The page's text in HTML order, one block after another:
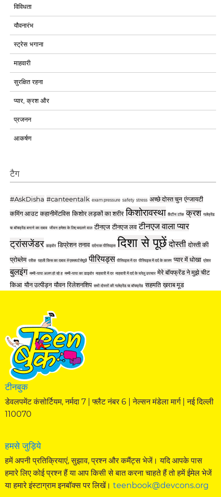
विविधता
यौवनारंभ
स्ट्रेस भगाना
माहवारी
सुरक्षित रहना
प्यार, क्रश और
प्रजनन
आकर्षण
टैग
#AskDisha #canteentalk exam pressure safety stress अच्छे दोस्त चुन एंग्जायटी
कमिंग आउट कहानीमेंटविस किशोर लड़कों का शरीर किशोरावस्था कैंटीन टॉक क्रश गर्लफ्रेंड
या बॉयफ्रेंड बनाने का दबाव जीवन हमेशा के लिए बदलने वाल टीनएज टीनएज लव टीनएज वाला प्यार
ट्रांसजेंडर डाइवोर डिप्रेशन तनाव दर्दनाक पीरियड्स दिशा से पूछें दोस्ती दोस्ती की
प्रोब्लेम परीक पहली किस का दबाव #एक्सपर्टसेपूछें पीरियड्स पीरियड्स में दर पीरियड्स में दर्द के कारण प्यार में धोखा प्रेशर
बुलइंग मम्मी-पापा अलग हो रहे ह मम्मी-पापा का डाइवोर माहवारी में दर माहवारी में दर्द के घरेलु उपचार मेरे बॉयफ्रेंड ने मुझे चीट
किआ यौन उत्पीड़न यौवन रिलेशनशिप सभी दोस्तों की गर्लफ्रेंड या बॉयफ्रेंड सहमति ख़राब मूड
टीनबुक
डेवलपमेंट कंसोर्टियम, नर्मदा 7 | फ्लैट नंबर 6 | नेल्सन मंडेला मार्ग | नई दिल्ली
110070
हमसे जुड़िये
हमें अपनी प्रतिक्रियाएं, सुझाव, प्रश्न और कमैंट्स भेजें। यदि आपके पास
हमारे लिए कोई प्रश्न हैं या आप किसी से बात करना चाहते हैं तो हमें ईमेल भेजें
या हमारे इंस्टाग्राम इनबॉक्स पर लिखें।teenbook@devcons.org